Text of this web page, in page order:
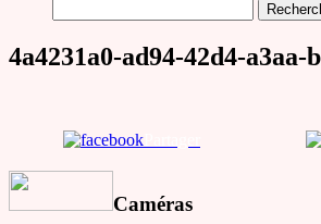
4a4231a0-ad94-42d4-a3aa-
Caméras